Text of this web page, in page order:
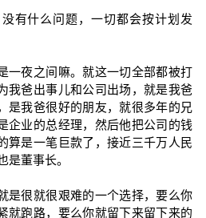
有什么问题，一切都会按计划发
一夜之间嘛。就这一切全部都被打
我爸出事儿和公司出场，就是我爸
是我爸很好的朋友，就很多年的兄
企业的总经理，然后他把公司的钱
算是一笔巨款了，接近三千万人民
是董事长。
是很就很艰难的一个选择，要么你
就跑路，要么你就留下来留下来的